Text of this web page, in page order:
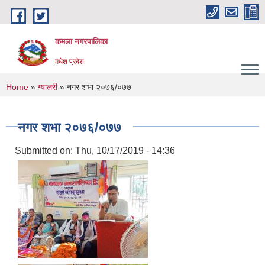
Skip to main content
कमला नगरपालिका
मधेश प्रदेश
You are here
Home » ग्यालरी» नगर शभा २०७६/०७७
नगर शभा २०७६/०७७
Submitted on: Thu, 10/17/2019 - 14:36